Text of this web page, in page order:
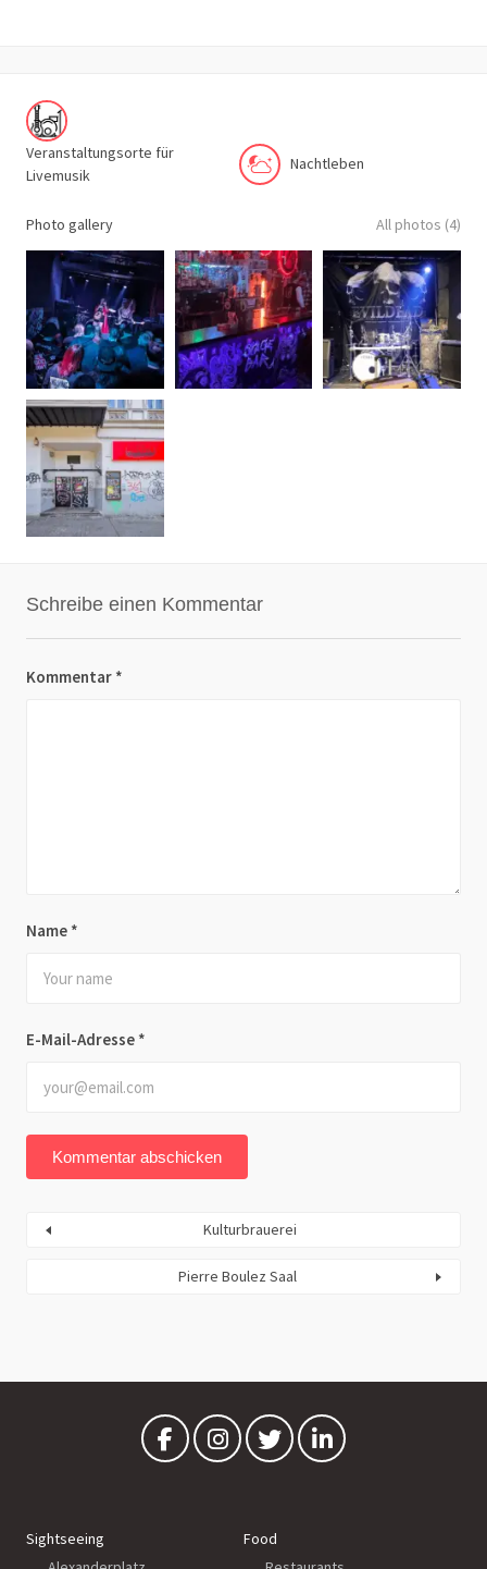
Veranstaltungsorte für
Livemusik
Nachtleben
Photo gallery All photos (4)
Schreibe einen Kommentar
Kommentar *
Name *
E-Mail-Adresse *
Kulturbrauerei
Pierre Boulez Saal
Sightseeing
Food